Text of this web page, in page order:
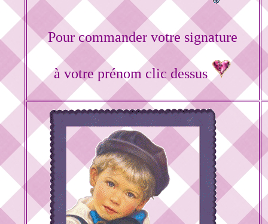
Pour commander votre signature
à votre prénom clic dessus